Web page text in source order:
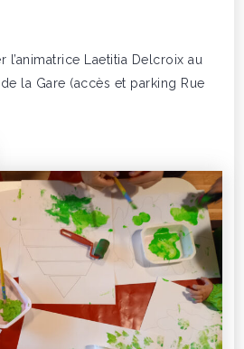
l’animatrice Laetitia Delcroix au
la Gare (accès et parking Rue